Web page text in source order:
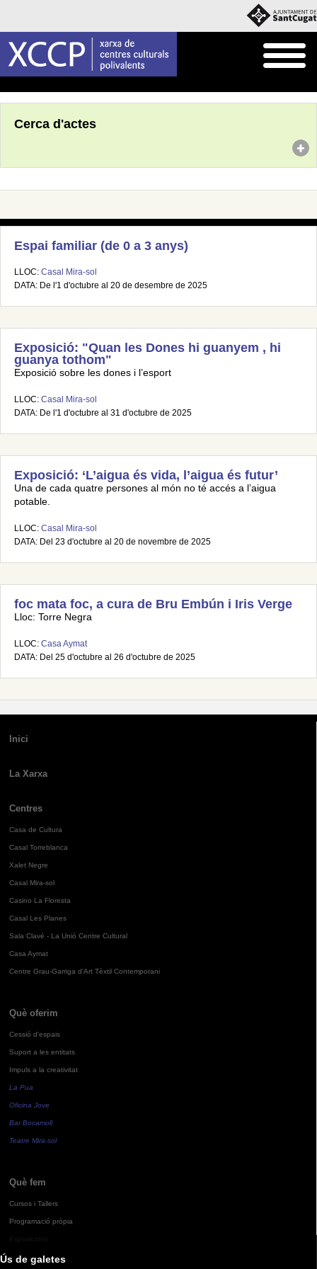
Ús de galetes
Cerca d'actes
Espai familiar (de 0 a 3 anys)
LLOC: Casal Mira-sol
DATA: De l'1 d'octubre al 20 de desembre de 2025
Exposició: "Quan les Dones hi guanyem , hi
guanya tothom"
Exposició sobre les dones i l’esport
LLOC: Casal Mira-sol
DATA: De l'1 d'octubre al 31 d'octubre de 2025
Exposició: ‘L’aigua és vida, l’aigua és futur’
Una de cada quatre persones al món no té accés a l’aigua
potable.
LLOC: Casal Mira-sol
DATA: Del 23 d'octubre al 20 de novembre de 2025
foc mata foc, a cura de Bru Embún i Iris Verge
Lloc: Torre Negra
LLOC: Casa Aymat
DATA: Del 25 d'octubre al 26 d'octubre de 2025
Inici
La Xarxa
Centres
Casa de Cultura
Casal Torreblanca
Xalet Negre
Casal Mira-sol
Casino La Floresta
Casal Les Planes
Sala Clavé - La Unió Centre Cultural
Casa Aymat
Centre Grau-Garriga d'Art Tèxtil Contemporani
Què oferim
Cessió d'espais
Suport a les entitats
Impuls a la creativitat
La Pua
Oficina Jove
Bar Bocamoll
Teatre Mira-sol
Què fem
Cursos i Tallers
Programació pròpia